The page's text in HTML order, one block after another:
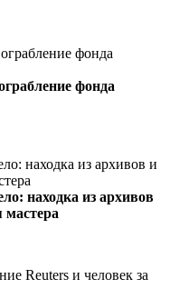
фонда
находка из архивов
мастера